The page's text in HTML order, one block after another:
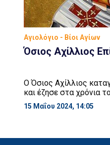
Αγιολόγιο - Βίοι Αγίων
Όσιος Αχίλλιος
Ο Όσιος Αχίλλιος
και έζησε στα χρόνια
(306 – 337 μ.Χ.). Ο
στους άγιους Τόπους
και χωριά, αψηφώντας
15 Μαΐου 2024, 14:05